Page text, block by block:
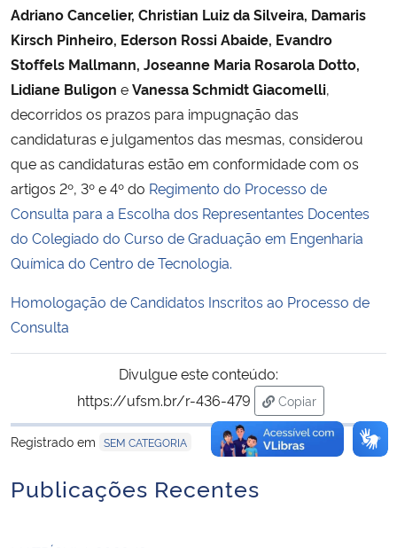
Ministério da Mulher, da Família e dos Direitos Humanos
Secretaria-Geral
Secretaria de Governo
Gabinete de Segurança Institucional
Advocacia-Geral da União
Banco Central do Brasil
Planalto
Adriano Cancelier, Christian Luiz da Silveira, Damaris
Kirsch Pinheiro, Ederson Rossi Abaide, Evandro
Stoffels Mallmann, Joseanne Maria Rosarola Dotto,
Lidiane Buligon eVanessa Schmidt Giacomelli,
decorridos os prazos para impugnação das
candidaturas e julgamentos das mesmas, considerou
que as candidaturas estão em conformidade com os
artigos 2º, 3º e 4º do Regimento do Processo de
Consulta para a Escolha dos Representantes Docentes
do Colegiado do Curso de Graduação em Engenharia
Química do Centro de Tecnologia.
Homologação de Candidatos Inscritos ao Processo de
Consulta
Divulgue este conteúdo:
https://ufsm.br/r-436-479
Copiar
para área de
Registrado em SEM CATEGORIA
Publicações Recentes